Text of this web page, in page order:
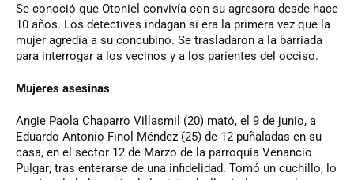
Se conoció que Otoniel convivía con su agresora desde hace
10 años. Los detectives indagan si era la primera vez que la
mujer agredía a su concubino. Se trasladaron a la barriada
para interrogar a los vecinos y a los parientes del occiso.
Mujeres asesinas
Angie Paola Chaparro Villasmil (20) mató, el 9 de junio, a
Eduardo Antonio Finol Méndez (25) de 12 puñaladas en su
casa, en el sector 12 de Marzo de la parroquia Venancio
Pulgar; tras enterarse de una infidelidad. Tomó un cuchillo, lo